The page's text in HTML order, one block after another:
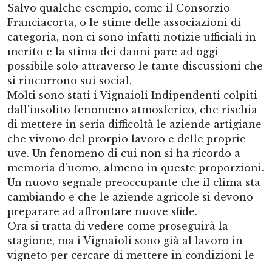
Salvo qualche esempio, come il Consorzio
Franciacorta, o le stime delle associazioni di
categoria, non ci sono infatti notizie ufficiali in
merito e la stima dei danni pare ad oggi
possibile solo attraverso le tante discussioni che
si rincorrono sui social.
Molti sono stati i Vignaioli Indipendenti colpiti
dall'insolito fenomeno atmosferico, che rischia
di mettere in seria difficoltà le aziende artigiane
che vivono del prorpio lavoro e delle proprie
uve. Un fenomeno di cui non si ha ricordo a
memoria d'uomo, almeno in queste proporzioni.
Un nuovo segnale preoccupante che il clima sta
cambiando e che le aziende agricole si devono
preparare ad affrontare nuove sfide.
Ora si tratta di vedere come proseguirà la
stagione, ma i Vignaioli sono già al lavoro in
vigneto per cercare di mettere in condizioni le